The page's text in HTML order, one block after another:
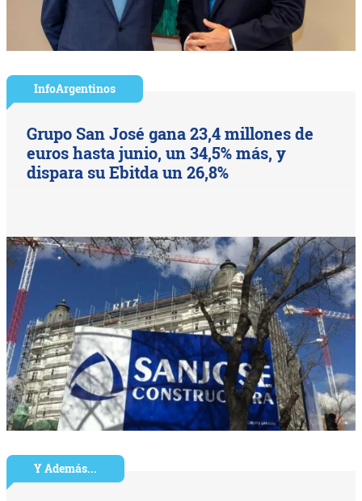
InfoArgentinos
Grupo San José gana 23,4 millones de
euros hasta junio, un 34,5% más, y
dispara su Ebitda un 26,8%
Y Además...